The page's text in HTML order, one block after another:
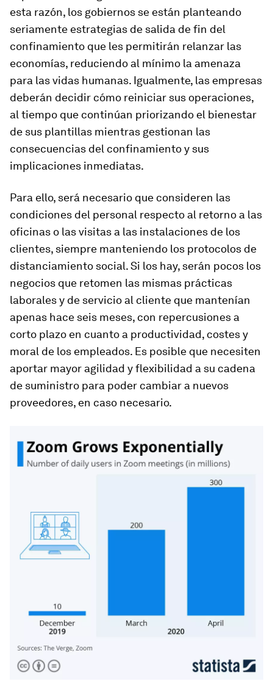
esta razón, los gobiernos se están planteando
seriamente estrategias de salida de fin del
confinamiento que les permitirán relanzar las
economías, reduciendo al mínimo la amenaza
para las vidas humanas. Igualmente, las empresas
deberán decidir cómo reiniciar sus operaciones,
al tiempo que continúan priorizando el bienestar
de sus plantillas mientras gestionan las
consecuencias del confinamiento y sus
implicaciones inmediatas.
Para ello, será necesario que consideren las
condiciones del personal respecto al retorno a las
oficinas o las visitas a las instalaciones de los
clientes, siempre manteniendo los protocolos de
distanciamiento social. Si los hay, serán pocos los
negocios que retomen las mismas prácticas
laborales y de servicio al cliente que mantenían
apenas hace seis meses, con repercusiones a
corto plazo en cuanto a productividad, costes y
moral de los empleados. Es posible que necesiten
aportar mayor agilidad y flexibilidad a su cadena
de suministro para poder cambiar a nuevos
proveedores, en caso necesario.